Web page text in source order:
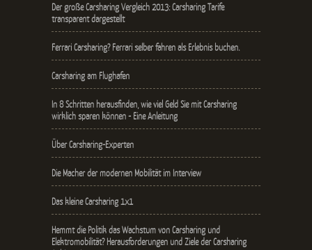
Der große Carsharing Vergleich 2013: Carsharing Tarife
transparent dargestellt
Ferrari Carsharing? Ferrari selber fahren als Erlebnis buchen.
Carsharing am Flughafen
In 8 Schritten herausfinden, wie viel Geld Sie mit Carsharing
wirklich sparen können - Eine Anleitung
Über Carsharing-Experten
Die Macher der modernen Mobilität im Interview
Das kleine Carsharing 1x1
Hemmt die Politik das Wachstum von Carsharing und
Elektromobilität? Herausforderungen und Ziele der Carsharing